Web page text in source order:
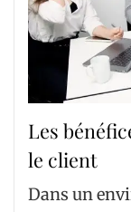
Les
le client
Dans un